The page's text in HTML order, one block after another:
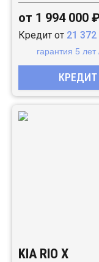
от 1 994 000
Кредит от 21 372
гарантия 5
КРЕДИТ
KIA RIO X